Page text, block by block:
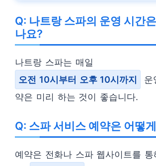
Q: 나트랑 스파의 운영 시간
나요?
나트랑 스파는 매일
오전 10시부터 오후 10시까지
운
약은 미리 하는 것이 좋습니다.
Q: 스파 서비스 예약은 어떻
예약은 전화나 스파 웹사이트를 통